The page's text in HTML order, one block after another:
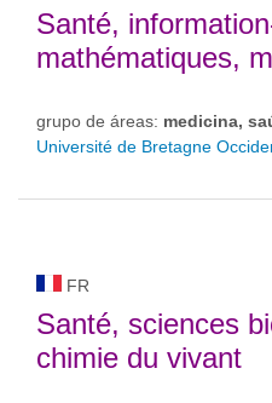
Santé,
mathématiques,
grupo de áreas: medicina,
Université de Bretagne
FR
Santé, sciences
chimie du vivant